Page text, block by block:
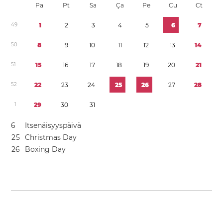
Pa Pt Sa Ça Pe Cu Ct
49 1 2 3 4 5 6 7
50 8 9 10 11 12 13 14
51 15 16 17 18 19 20 21
52 22 23 24 25 26 27 28
1 29 30 31
6
Itsenäisyyspäivä
25 Christmas Day
26 Boxing Day